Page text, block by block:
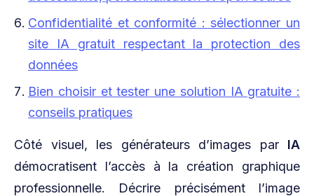
Confidentialité et conformité : sélectionner un
site IA gratuit respectant la protection des
données
Bien choisir et tester une solution IA gratuite :
conseils pratiques
Côté visuel, les générateurs d’images par IA
démocratisent l’accès à la création graphique
professionnelle. Décrire précisément l’image